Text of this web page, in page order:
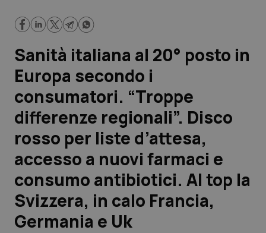
Lavoro e Professioni
Scienza e Farmaci
Studi e Analisi
Lettere al direttore
Edizioni Regionali
Professionisti Sanitari.AI
Svizzera, in calo Francia, Germania e Uk
Sanità italiana al 20° posto in
Europa secondo i
consumatori. “Troppe
differenze regionali”. Disco
rosso per liste d’attesa,
accesso a nuovi farmaci e
consumo antibiotici. Al top la
Svizzera, in calo Francia,
Germania e Uk